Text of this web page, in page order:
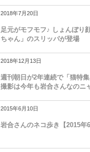
2018年7月20日
足元がモフモフ♪ しょんぼり
ちゃん」のスリッパが登場
2018年12月13日
週刊朝日が2年連続で「猫特
撮影は今年も岩合さんなのニ
2015年6月10日
岩合さんのネコ歩き【2015年